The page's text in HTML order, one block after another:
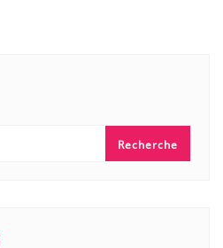
Recherche